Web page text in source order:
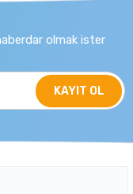
olmak ister
KAYIT OL